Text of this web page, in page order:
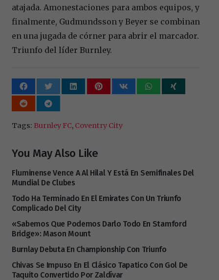
atajada. Amonestaciones para ambos equipos, y
finalmente, Gudmundsson y Beyer se combinan
en una jugada de córner para abrir el marcador.
Triunfo del líder Burnley.
Tags: Burnley FC, Coventry City
You May Also Like
Fluminense Vence A Al Hilal Y Está En Semifinales Del
Mundial De Clubes
Todo Ha Terminado En El Emirates Con Un Triunfo
Complicado Del City
«Sabemos Que Podemos Darlo Todo En Stamford
Bridge»: Mason Mount
Burnlay Debuta En Championship Con Triunfo
Chivas Se Impuso En El Clásico Tapatico Con Gol De
Taquito Convertido Por Zaldívar